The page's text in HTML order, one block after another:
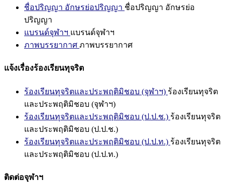
ชื่อปริญญา อักษรย่อปริญญา ชื่อปริญญา อักษรย่อ
ปริญญา
แบรนด์จุฬาฯ แบรนด์จุฬาฯ
ภาพบรรยากาศ ภาพบรรยากาศ
แจ้งเรื่องร้องเรียนทุจริต
ร้องเรียนทุจริตและประพฤติมิชอบ (จุฬาฯ) ร้องเรียนทุจริต
และประพฤติมิชอบ (จุฬาฯ)
ร้องเรียนทุจริตและประพฤติมิชอบ (ป.ป.ช.) ร้องเรียนทุจริต
และประพฤติมิชอบ (ป.ป.ช.)
ร้องเรียนทุจริตและประพฤติมิชอบ (ป.ป.ท.) ร้องเรียนทุจริต
และประพฤติมิชอบ (ป.ป.ท.)
ติดต่อจุฬาฯ